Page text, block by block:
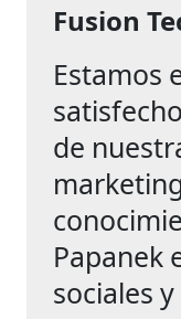
Fusion
Estamos
de
Papanek
sociales